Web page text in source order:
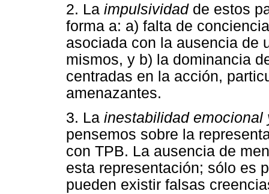
2. La impulsividadde estos
forma a: a) falta de
asociada con la ausencia de
mismos, y b) la dominancia
centradas en la acción,
amenazantes.
3. La inestabilidad emocional
pensemos sobre la
con TPB. La ausencia de
esta representación; sólo es
pueden existir falsas